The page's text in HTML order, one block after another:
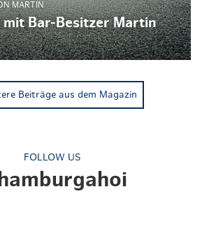
MARTIN
mit Bar-Besitzer Martin
Beiträge aus dem Magazin
FOLLOW US